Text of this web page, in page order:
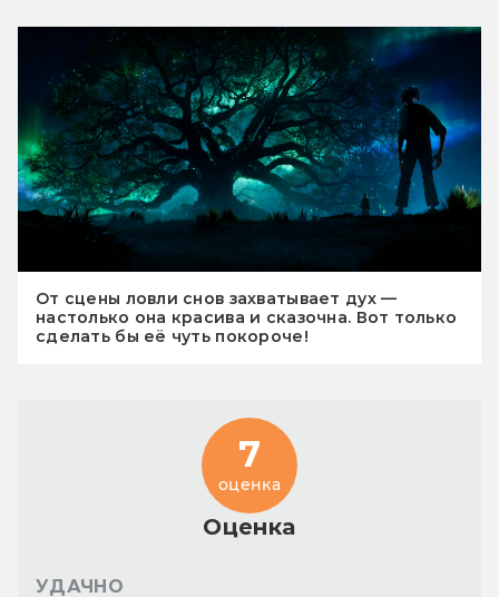
От сцены ловли снов захватывает дух —
настолько она красива и сказочна. Вот только
сделать бы её чуть покороче!
Оценка
7
оценка
УДАЧНО